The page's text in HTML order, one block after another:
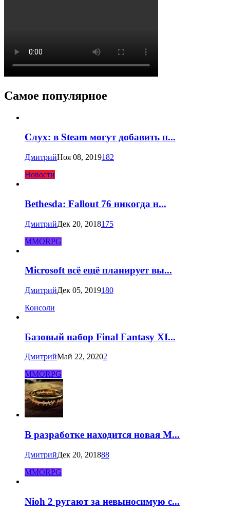
Самое популярное
Слух: в Steam могут добавить п...
ДмитрийНоя 08, 2019182
Новости
Bethesda: Fallout 76 никогда н...
ДмитрийДек 20, 2018175
MMORPG
Microsoft всё ещё планирует вы...
ДмитрийДек 05, 2019180
Консоли
Базовый набор Final Fantasy XI...
ДмитрийМай 22, 20202
MMORPG
В разработке находится новая M...
ДмитрийДек 20, 201888
MMORPG
Nioh 2 ругают за невыносимую с...